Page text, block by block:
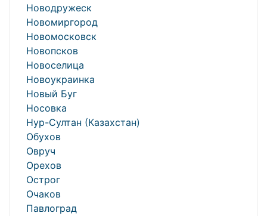
Новодружеск
Новомиргород
Новомосковск
Новопсков
Новоселица
Новоукраинка
Новый Буг
Носовка
Нур-Султан (Казахстан)
Обухов
Овруч
Орехов
Острог
Очаков
Павлоград